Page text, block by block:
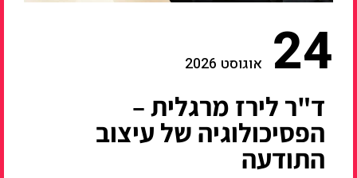
24 אוגוסט 2026
ד"ר לירז מרגלית –
הפסיכולוגיה של עיצוב
התודעה